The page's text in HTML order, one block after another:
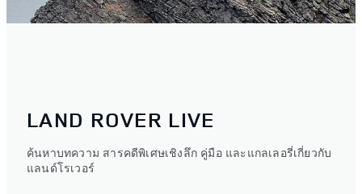
LAND ROVER LIVE
ค้นหาบทความ สารคดีพิเศษเชิงลึก คู่มือ และแกลเลอรี่เกี่ยวกับ
แลนด์โรเวอร์